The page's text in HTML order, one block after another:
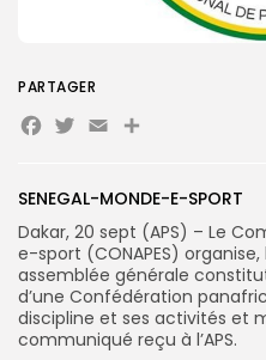
Search
for:
SENEGAL-MONDE-E-SPORT
Dakar, 20 sept (APS) – Le
e-sport (CONAPES)
assemblée générale
d’une Confédération
discipline et ses activités et
communiqué reçu à l’APS.
PARTAGER
Facebook
Twitter
EmailPartager